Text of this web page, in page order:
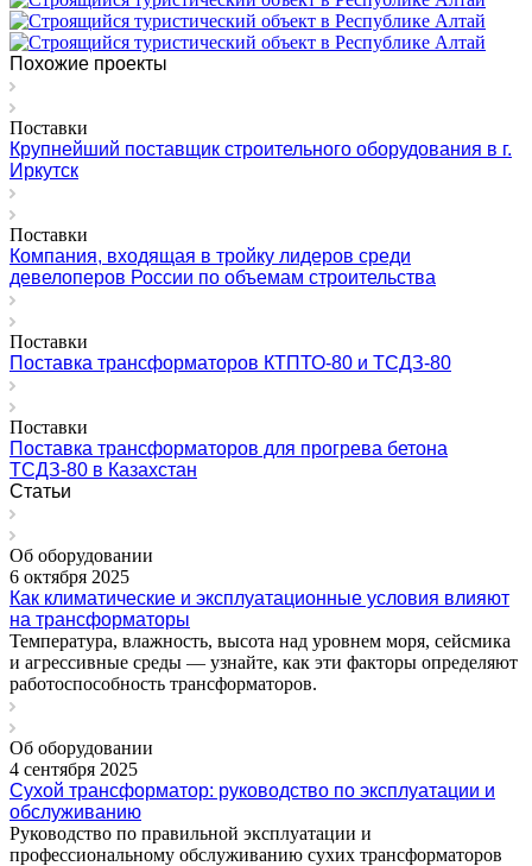
Похожие проекты
Поставки
Крупнейший поставщик строительного оборудования в г.
Иркутск
Поставки
Компания, входящая в тройку лидеров среди
девелоперов России по объемам строительства
Поставки
Поставка трансформаторов КТПТО-80 и ТСДЗ-80
Поставки
Поставка трансформаторов для прогрева бетона
ТСДЗ-80 в Казахстан
Статьи
Об оборудовании
6 октября 2025
Как климатические и эксплуатационные условия влияют
на трансформаторы
Температура, влажность, высота над уровнем моря, сейсмика
и агрессивные среды — узнайте, как эти факторы определяют
работоспособность трансформаторов.
Об оборудовании
4 сентября 2025
Сухой трансформатор: руководство по эксплуатации и
обслуживанию
Руководство по правильной эксплуатации и
профессиональному обслуживанию сухих трансформаторов